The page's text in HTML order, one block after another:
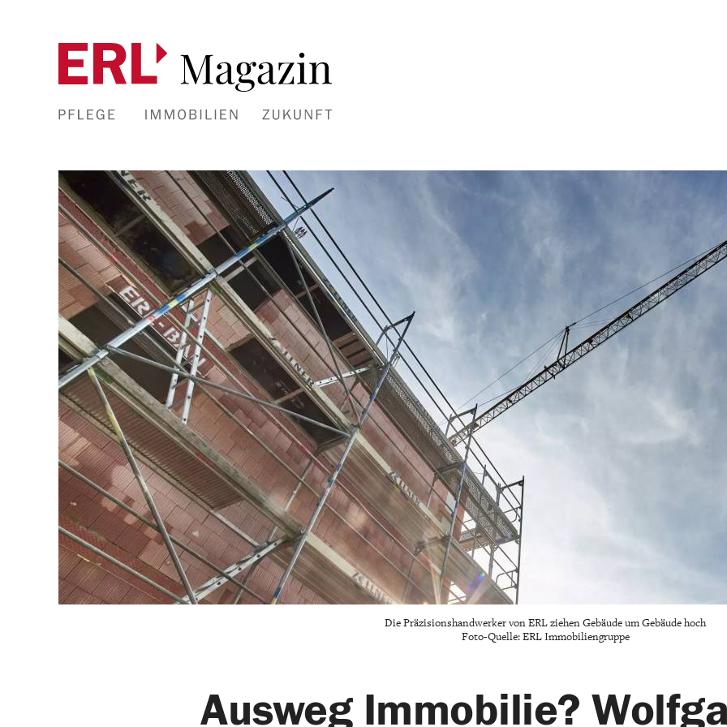
Die Präzisionshandwerker von ERL ziehen Gebäude um Gebäude hoch
Foto-Quelle: ERL Immobiliengruppe
Ausweg Immobilie?